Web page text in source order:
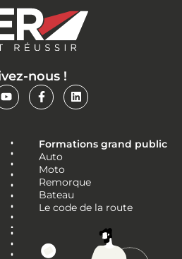
nous !
Formations grand public
Auto
Moto
Remorque
Bateau
Le code de la route